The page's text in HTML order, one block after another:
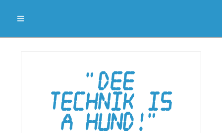
"Dee
Technik is
a Hund!"